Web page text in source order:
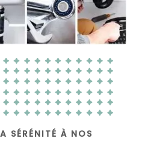
SÉRÉNITÉ À NOS